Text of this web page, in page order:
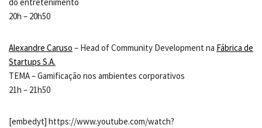
20h – 20h50
Alexandre Caruso – Head of Community Development na Fábrica de
Startups S.A.
TEMA – Gamificação nos ambientes corporativos
21h – 21h50
[embedyt] https://www.youtube.com/watch?